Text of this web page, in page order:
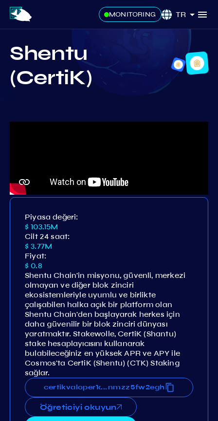
MONITORING TR
Shentu
(CertiK)
Piyasa değeri:
$ 103.15M
Cilt 24 saat:
$ 3.77M
Fiyat:
$ 0.8
Shentu Chain'in misyonu, güvenli, merkezi
olmayan ve diğer blok zinciri
ekosistemleriyle uyumlu ve birlikte
çalışabilen halka açık bir platform olan
Shentu Chain'den başlayarak herkes için
daha güvenilir bir blok zinciri dünyası
yaratmaktır. Stakewolle, CertiK (Shantu)
stake hesaplayıcısını kullanarak
bulabileceğiniz en yüksek APR ve APY ile
Cosmos'ta CertiK (Shentu) (CTK) Staking
sağlar.
...
Öğreticiyi okuyun